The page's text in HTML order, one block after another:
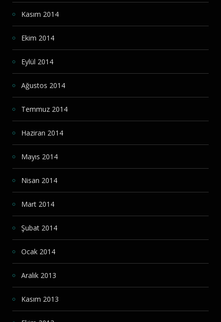
Kasım 2014
Ekim 2014
Eylül 2014
Ağustos 2014
Temmuz 2014
Haziran 2014
Mayıs 2014
Nisan 2014
Mart 2014
Şubat 2014
Ocak 2014
Aralık 2013
Kasım 2013